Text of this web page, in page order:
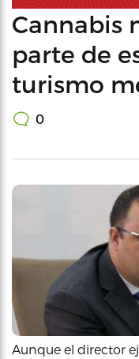
Cannabis
parte de
turismo
0
Aunque el director